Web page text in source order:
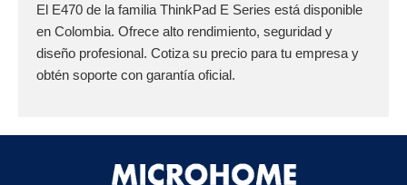
El E470 de la familia ThinkPad E Series está disponible
en Colombia. Ofrece alto rendimiento, seguridad y
diseño profesional. Cotiza su precio para tu empresa y
obtén soporte con garantía oficial.